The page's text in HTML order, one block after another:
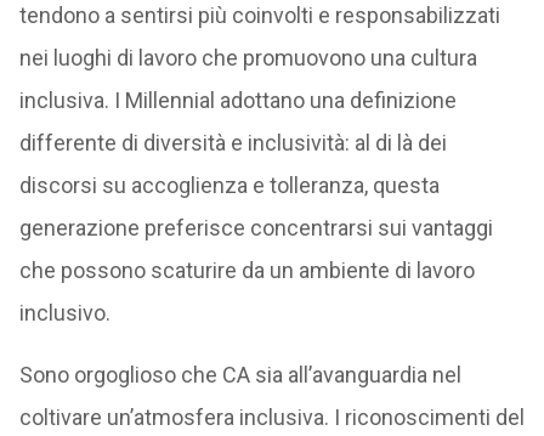
tendono a sentirsi più coinvolti e responsabilizzati
nei luoghi di lavoro che promuovono una cultura
inclusiva. I Millennial adottano una definizione
differente di diversità e inclusività: al di là dei
discorsi su accoglienza e tolleranza, questa
generazione preferisce concentrarsi sui vantaggi
che possono scaturire da un ambiente di lavoro
inclusivo.
Sono orgoglioso che CA sia all’avanguardia nel
coltivare un’atmosfera inclusiva. I riconoscimenti del